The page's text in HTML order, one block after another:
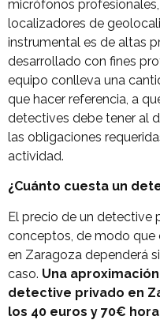
micrófonos
localizadores de
instrumental es de altas
desarrollado con fines
equipo conlleva una
que hacer referencia, a
detectives debe tener al
las obligaciones
actividad.
¿Cuánto cuesta un
El precio de un detective
conceptos, de modo que
en Zaragoza dependerá
caso. Una
detective privado en
los 40 euros y 70€